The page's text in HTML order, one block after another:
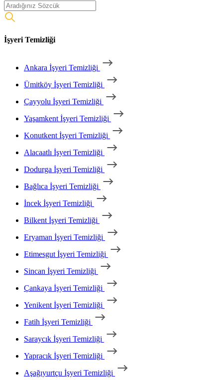
İşyeri Temizliği
Ankara İşyeri Temizliği
Ümitköy İşyeri Temizliği
Çayyolu İşyeri Temizliği
Yaşamkent İşyeri Temizliği
Konutkent İşyeri Temizliği
Alacaatlı İşyeri Temizliği
Dodurga İşyeri Temizliği
Bağlıca İşyeri Temizliği
İncek İşyeri Temizliği
Bilkent İşyeri Temizliği
Eryaman İşyeri Temizliği
Etimesgut İşyeri Temizliği
Sincan İşyeri Temizliği
Çankaya İşyeri Temizliği
Yenikent İşyeri Temizliği
Fatih İşyeri Temizliği
Saraycık İşyeri Temizliği
Yapracık İşyeri Temizliği
Aşağıyurtçu İşyeri Temizliği